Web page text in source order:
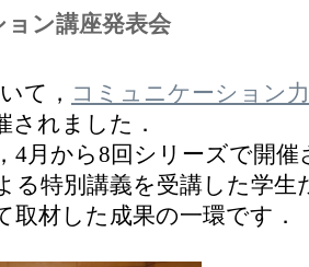
ン講座発表会
て， コミュニケーション
されました．
4月から8回シリーズで開催
る特別講義を受講した学生
取材した成果の一環です．